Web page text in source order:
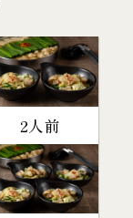
2人前